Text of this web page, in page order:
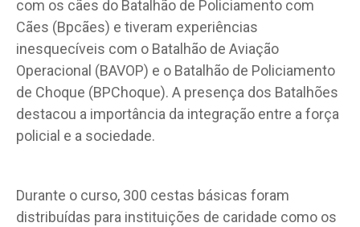
com os cães do Batalhão de Policiamento com
Cães (Bpcães) e tiveram experiências
inesquecíveis com o Batalhão de Aviação
Operacional (BAVOP) e o Batalhão de Policiamento
de Choque (BPChoque). A presença dos Batalhões
destacou a importância da integração entre a força
policial e a sociedade.
Durante o curso, 300 cestas básicas foram
distribuídas para instituições de caridade como os